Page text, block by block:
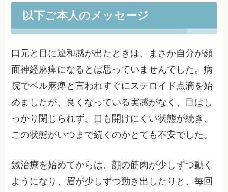
以下ご本人のメッセージ
口元と目に違和感が出たときは、まさか自分が顔
面神経麻痺になるとは思っていませんでした。病
院でベル麻痺と言われすぐにステロイド点滴を始
めましたが、良くなっている実感がなく、目はし
っかり閉じられず、口も開けにくい状態が続き、
この状態がいつまで続くのかとても不安でした。
鍼治療を始めてからは、顔の筋肉が少しずつ動く
ようになり、眉が少しずつ動き出したりと、毎回